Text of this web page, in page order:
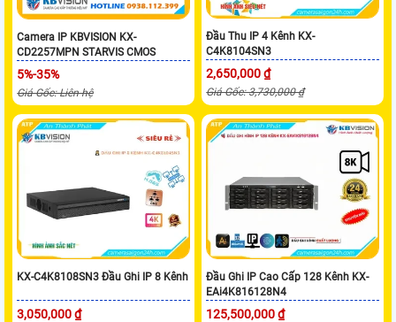
Camera IP KBVISION KX-
CD2257MPN STARVIS CMOS
5%-35%
Giá Gốc: Liên hệ
Đầu Thu IP 4 Kênh KX-
C4K8104SN3
2,650,000 ₫
Giá Gốc: 3,730,000 ₫
KX-C4K8108SN3 Đầu Ghi IP 8 Kênh
3,050,000 ₫
Đầu Ghi IP Cao Cấp 128 Kênh KX-
EAi4K816128N4
125,500,000 ₫